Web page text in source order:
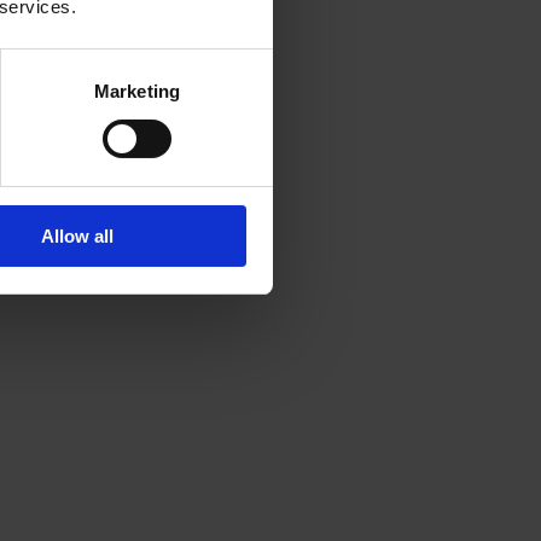
Marketing
Allow all